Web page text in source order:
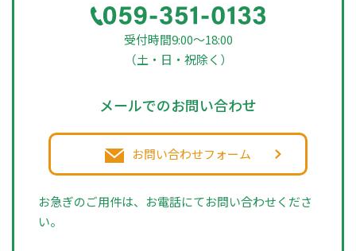
受付時間9:00～18:00
（土・日・祝除く）
メールでのお問い合わせ
お問い合わせフォーム
お急ぎのご用件は、お電話にてお問い合わせくださ
い。